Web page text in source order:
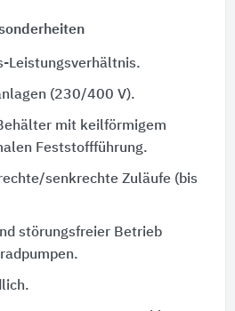
Leistungsverhältnis.
(230/400 V).
mit keilförmigem
Feststoffführung.
senkrechte Zuläufe (bis
störungsfreier Betrieb